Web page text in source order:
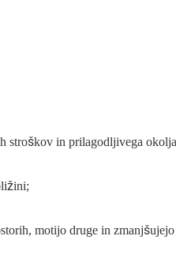
stroškov in prilagodljivega
motijo ​​druge in zmanjšujejo